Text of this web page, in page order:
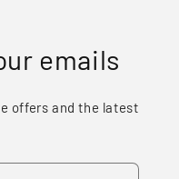
emails
offers and the latest